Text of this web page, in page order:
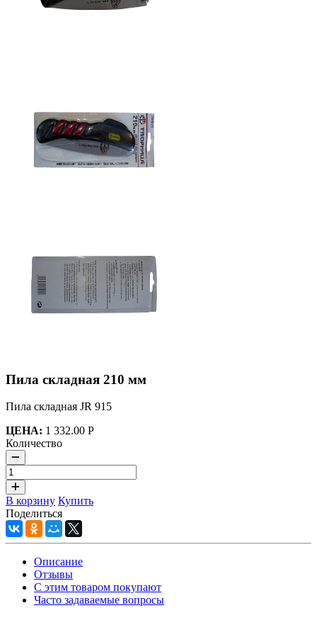
Пила складная 210 мм
Пила складная JR 915
ЦЕНА: 1 332.00 Р
Количество
В корзину Купить
Поделиться
Описание
Отзывы
С этим товаром покупают
Часто задаваемые вопросы